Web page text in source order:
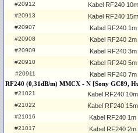
#20912 Kabel RF240
#20913 Kabel RF240
#20907 Kabel RF240
#20908 Kabel RF240
#20909 Kabel RF240
#20910 Kabel RF240
#20911 Kabel RF240
RF240 (0,31dB/m) MMCX - N [Sony GC89,
#21021 Kabel RF240
#21022 Kabel RF240
#21016 Kabel RF240
#21017 Kabel RF240